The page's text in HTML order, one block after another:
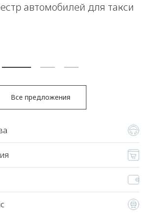
автомобилей для такси
Все предложения